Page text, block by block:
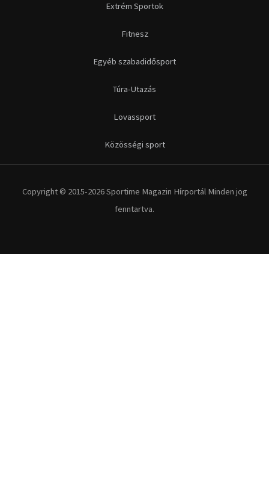
Extrém Sportok
Fitnesz
Egyéb szabadidősport
Túra-Utazás
Lovassport
Közösségi sport
Copyright © 2015-2026 Sportime Magazin Hírportál Minden jog
fenntartva.